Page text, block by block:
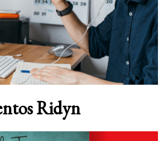
Ridyn